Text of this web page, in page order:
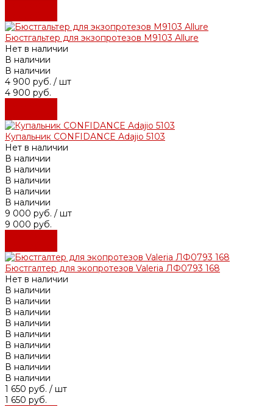
Бюстгальтер для экзопротезов М9103 Allure
Нет в наличии
В наличии
В наличии
4 900 руб. / шт
4 900 руб.
Купальник CONFIDANCE Adajio 5103
Нет в наличии
В наличии
В наличии
В наличии
В наличии
В наличии
9 000 руб. / шт
9 000 руб.
Бюстгалтер для экопротезов Valeria ЛФ0793 168
Нет в наличии
В наличии
В наличии
В наличии
В наличии
В наличии
В наличии
В наличии
В наличии
В наличии
1 650 руб. / шт
1 650 руб.